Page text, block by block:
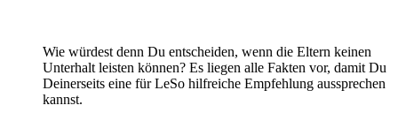
Wie würdest denn Du entscheiden, wenn die Eltern keinen
Unterhalt leisten können? Es liegen alle Fakten vor, damit Du
Deinerseits eine für LeSo hilfreiche Empfehlung aussprechen
kannst.